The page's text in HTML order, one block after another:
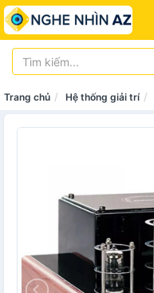
Trang chủ Hệ thống giải trí